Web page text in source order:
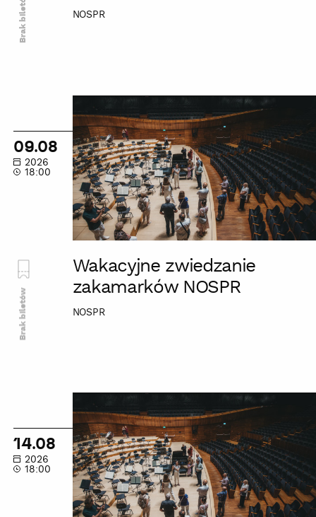
NOSPR
Brak biletów
zwiedzanie
zakamarków
NOSPR
09.08
2026
18:00
Wakacyjne zwiedzanie
zakamarków NOSPR
NOSPR
Brak biletów
zwiedzanie
zakamarków
NOSPR
14.08
2026
18:00